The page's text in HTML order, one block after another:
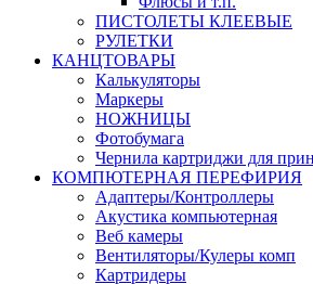
ПИСТОЛЕТЫ КЛЕЕВЫЕ
РУЛЕТКИ
КАНЦТОВАРЫ
Калькуляторы
Маркеры
НОЖНИЦЫ
Фотобумага
Чернила картриджи для
КОМПЮТЕРНАЯ ПЕРЕФИРИЯ
Адаптеры/Контроллеры
Акустика компьютерная
Веб камеры
Вентиляторы/Кулеры комп
Картридеры